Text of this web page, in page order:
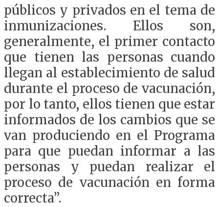
públicos y privados en el tema de
inmunizaciones. Ellos son,
generalmente, el primer contacto
que tienen las personas cuando
llegan al establecimiento de salud
durante el proceso de vacunación,
por lo tanto, ellos tienen que estar
informados de los cambios que se
van produciendo en el Programa
para que puedan informar a las
personas y puedan realizar el
proceso de vacunación en forma
correcta”.